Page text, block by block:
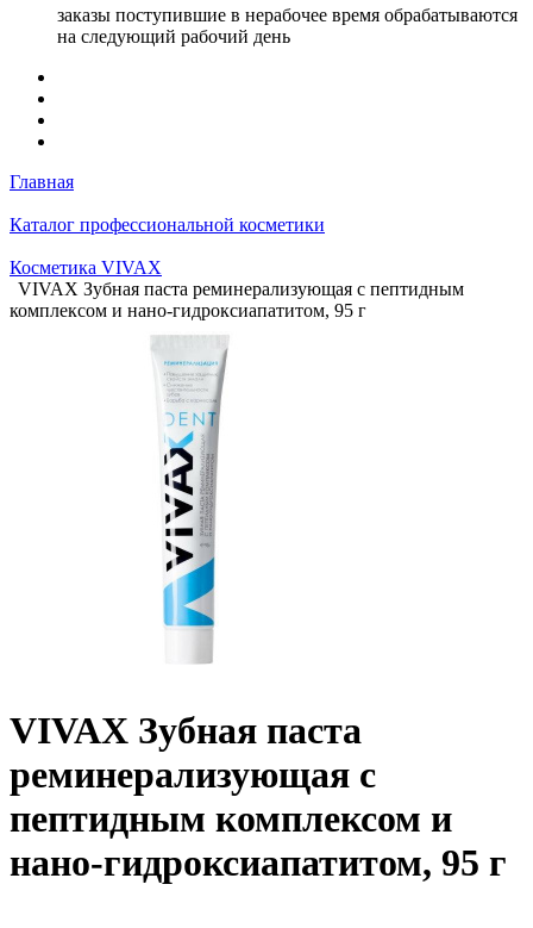
заказы поступившие в нерабочее время обрабатываются
на следующий рабочий день
Главная
Каталог профессиональной косметики
Косметика VIVAX
VIVAX Зубная паста реминерализующая с пептидным
комплексом и нано-гидроксиапатитом, 95 г
VIVAX Зубная паста
реминерализующая с
пептидным комплексом и
нано-гидроксиапатитом, 95 г